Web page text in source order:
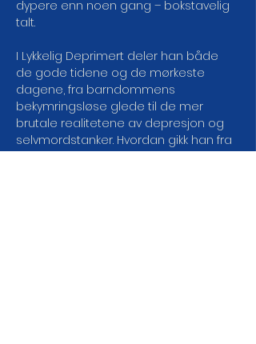
dypere enn noen gang – bokstavelig
talt.
I Lykkelig Deprimert deler han både
de gode tidene og de mørkeste
dagene, fra barndommens
bekymringsløse glede til de mer
brutale realitetene av depresjon og
selvmordstanker. Hvordan gikk han fra